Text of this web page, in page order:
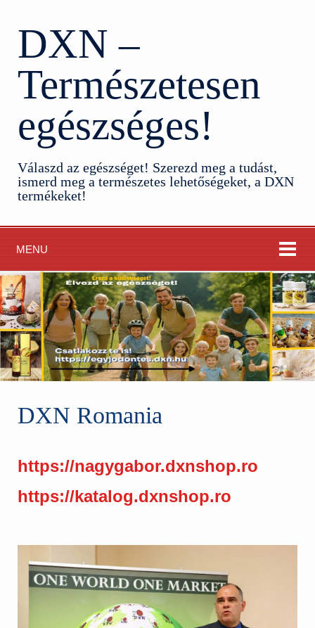
DXN –
Természetesen
egészséges!
Válaszd az egészséget! Szerezd meg a tudást,
ismerd meg a természetes lehetőségeket, a DXN
termékeket!
MENU
DXN Romania
https://nagygabor.dxnshop.ro
https://katalog.dxnshop.ro